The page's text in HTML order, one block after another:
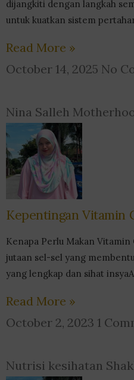
dijangkiti dengan langkah
untuk kuatkan sistem
Read More »
October 14, 2025 No
Nina Salleh
Kepentingan Vitamin
Kenapa Perlu Makan Vitamin
jutaan sel-sel yang
yang lengkap dan sihat
Read More »
October 2, 2023 1
Nutrisi kesihatan